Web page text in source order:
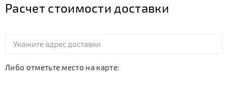
Расчет стоимости доставки
Либо отметьте место на карте: